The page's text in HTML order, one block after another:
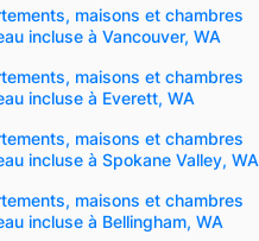
maisons et chambres
incluse à Vancouver, WA
maisons et chambres
incluse à Everett, WA
maisons et chambres
incluse à Spokane Valley, WA
maisons et chambres
incluse à Bellingham, WA